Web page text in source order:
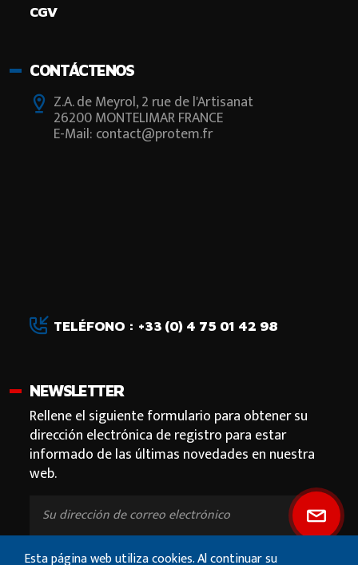
Esta página web utiliza cookies. Al continuar su
CGV
CONTÁCTENOS
Z.A. de Meyrol, 2 rue de l'Artisanat
26200 MONTELIMAR FRANCE
E-Mail: contact@protem.fr
TELÉFONO : +33 (0) 4 75 01 42 98
NEWSLETTER
Rellene el siguiente formulario para obtener su
dirección electrónica de registro para estar
informado de las últimas novedades en nuestra
web.